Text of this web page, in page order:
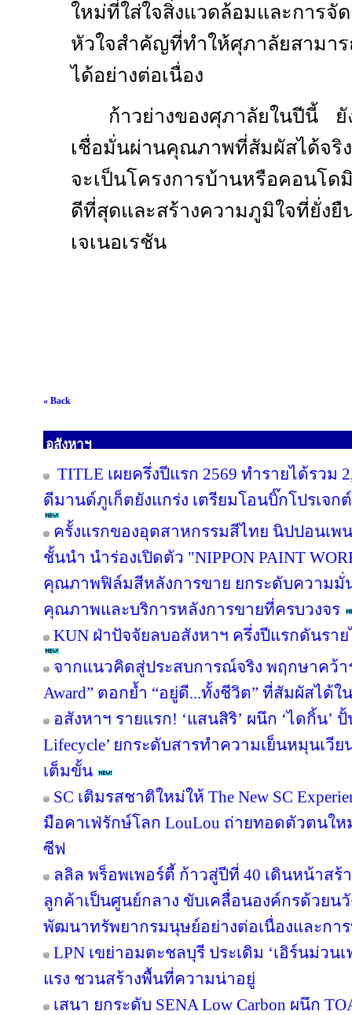
ใหม่ที่ใส่ใจสิ่งแวดล้อมและการจั
หัวใจสำคัญที่ทำให้ศุภาลัยสามา
ได้อย่างต่อเนื่อง
ก้าวย่างของศุภาลัยในปีนี้ ยั
เชื่อมั่นผ่านคุณภาพที่สัมผัสได้จริ
จะเป็นโครงการบ้านหรือคอนโ
ดีที่สุดและสร้างความภูมิใจที่ยั่ง
เจเนอเรชัน
« Back
อสังหาฯ
TITLE เผยครึ่งปีแรก 2569 ทำรายได้รวม
ดีมานด์ภูเก็ตยังแกร่ง เตรียมโอนบิ๊กโปรเจ
ครั้งแรกของอุตสาหกรรมสีไทย นิปปอนเพ
ชั้นนำ นำร่องเปิดตัว "NIPPON PAINT
คุณภาพฟิล์มสีหลังการขาย ยกระดับความ
คุณภาพและบริการหลังการขายที่ครบวงจร
KUN ฝ่าปัจจัยลบอสังหาฯ ครึ่งปีแรกดันรา
จากแนวคิดสู่ประสบการณ์จริง พฤกษาคว้าร
Award” ตอกย้ำ “อยู่ดี...ทั้งชีวิต” ที่สัมผัสได้ใ
อสังหาฯ รายแรก! ‘แสนสิริ’ ผนึก ‘ไดกิ้น’ ปั้
Lifecycle’ ยกระดับสารทำความเย็นหมุนเวีย
เต็มขั้น
SC เติมรสชาติใหม่ให้ The New SC
มือคาเฟ่รักษ์โลก LouLou ถ่ายทอดตัวตนใ
ซีฟ
ลลิล พร็อพเพอร์ตี้ ก้าวสู่ปีที่ 40 เดินหน้าสร้
ลูกค้าเป็นศูนย์กลาง ขับเคลื่อนองค์กรด้วยน
พัฒนาทรัพยากรมนุษย์อย่างต่อเนื่องและกา
LPN เขย่าอมตะชลบุรี ประเดิม ‘เอิร์นม่วนเ
แรง ชวนสร้างพื้นที่ความน่าอยู่
เสนา ยกระดับ SENA Low Carbon ผนึก